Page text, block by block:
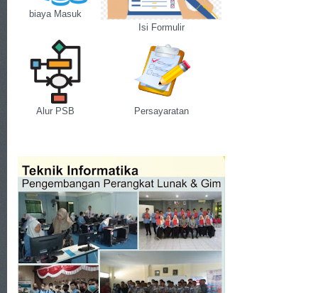
biaya Masuk
Isi Formulir
Alur PSB Persayaratan